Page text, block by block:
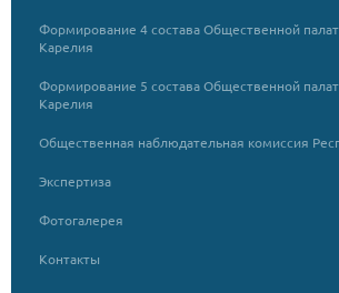
Формирование 4 состава Общественной
Карелия
Формирование 5 состава Общественной
Карелия
Общественная наблюдательная комиссия
Экспертиза
Фотогалерея
Контакты